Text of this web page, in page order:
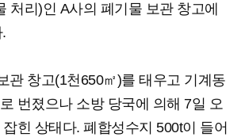
처리)인 A사의 폐기물 보관 창고에
관 창고(1천650㎡)를 태우고 기계동
번졌으나 소방 당국에 의해 7일 오
힌 상태다. 폐합성수지 500t이 들어